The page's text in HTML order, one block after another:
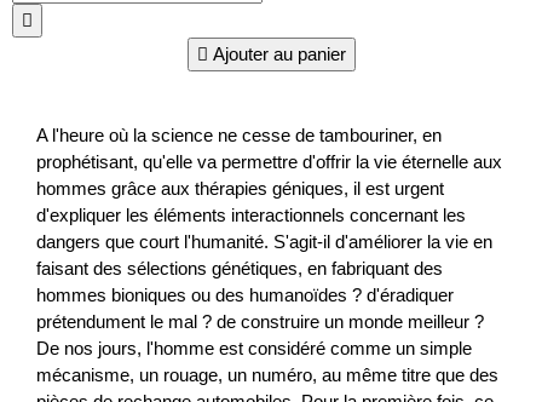
Ajouter au panier
A l'heure où la science ne cesse de tambouriner, en
prophétisant, qu'elle va permettre d'offrir la vie éternelle aux
hommes grâce aux thérapies géniques, il est urgent
d'expliquer les éléments interactionnels concernant les
dangers que court l'humanité. S'agit-il d'améliorer la vie en
faisant des sélections génétiques, en fabriquant des
hommes bioniques ou des humanoïdes ? d'éradiquer
prétendument le mal ? de construire un monde meilleur ?
De nos jours, l'homme est considéré comme un simple
mécanisme, un rouage, un numéro, au même titre que des